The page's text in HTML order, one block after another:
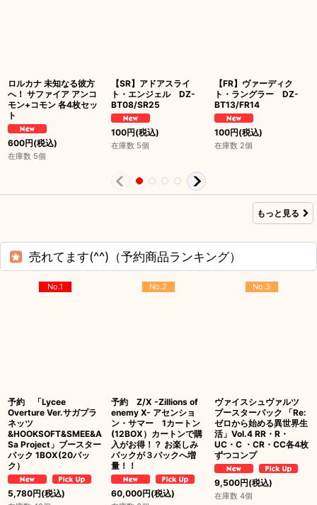
ロルカナ 未知なる彼方
へ！ サファイア アンコ
モン+コモン 各4枚セッ
ト
600円(税込)
在庫数 5個
【SR】アドアスライ
ト・エンジェル DZ-
BT08/SR25
100円(税込)
在庫数 5個
【FR】ヴァーディク
ト・ラングラー DZ-
BT13/FR14
100円(税込)
在庫数 2個
もっと見る
売れてます(^^)（予約商品ランキング）
No.1
予約 「Lycee
Overture Ver.サガプラ
ネッツ
&HOOKSOFT&SMEE&A
Sa Project」ブースター
パック 1BOX(20パッ
ク）
5,780円(税込)
No.2
予約 Z/X -Zillions of
enemy X- アセンショ
ン・サマー 1カートン
(12BOX）カートンで購
入がお得！？ お楽しみ
パックが３パックへ増
量！！
60,000円(税込)
No.3
ヴァイスシュヴァルツ
ブースターパック 「Re:
ゼロから始める異世界生
活」Vol.4 RR・R・
UC・C ・CR・CC各4枚
ずつコンプ
9,500円(税込)
在庫数 4個